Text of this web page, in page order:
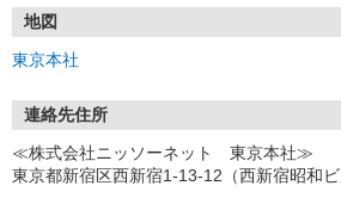
◎応募フォームからのご応募は24時間受付
（2）面談・登録の実施
ご都合のよいお日にちをお聞かせください。
↓
（3）選考・お仕事のご案内
↓
地図
東京本社
連絡先住所
≪株式会社ニッソーネット 東京本社≫
東京都新宿区西新宿1-13-12（西新宿昭和ビ